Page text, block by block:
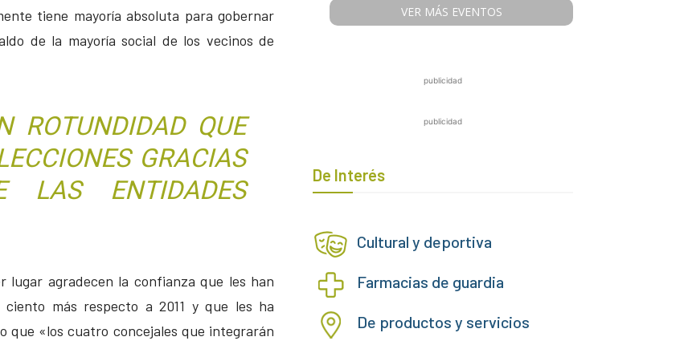
tiene mayoría absoluta para gobernar
de la mayoría social de los vecinos de
ROTUNDIDAD QUE
GRACIAS
ENTIDADES
lugar agradecen la confianza que les han
más respecto a 2011 y que les ha
que «los cuatro concejales que integrarán
VER MÁS EVENTOS
publicidad
publicidad
De Interés
Cultural y deportiva
Farmacias de guardia
De productos y servicios